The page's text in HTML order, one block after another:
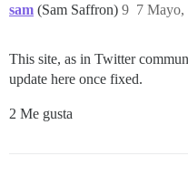
sam (Sam Saffron) 7 Mayo,
9
This site, as in Twitter
update here once fixed.
2 Me gusta